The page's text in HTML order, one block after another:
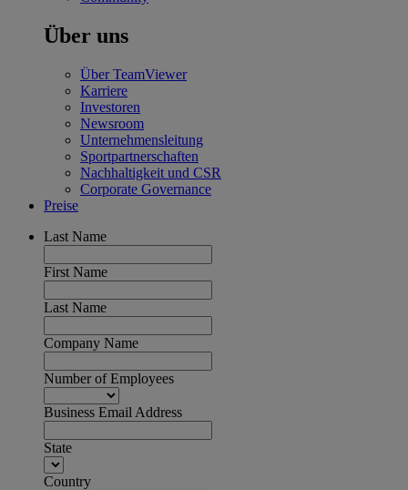
Über uns
Über TeamViewer
Karriere
Investoren
Newsroom
Unternehmensleitung
Sportpartnerschaften
Nachhaltigkeit und CSR
Corporate Governance
Preise
Last Name
First Name
Last Name
Company Name
Number of Employees
Business Email Address
State
Country